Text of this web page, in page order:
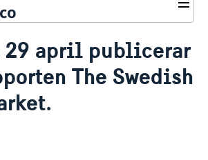
för delegater
program
program
delegationer
29 april publicerar
The Swedish